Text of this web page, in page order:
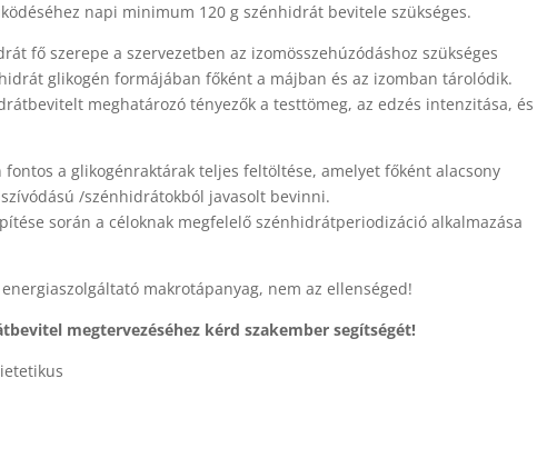
napi minimum 120 g szénhidrát bevitele szükséges.
fő szerepe a szervezetben az izomösszehúzódáshoz szükséges
glikogén formájában főként a májban és az izomban tárolódik.
meghatározó tényezők a testtömeg, az edzés intenzitása, és
a glikogénraktárak teljes feltöltése, amelyet főként alacsony
/szénhidrátokból javasolt bevinni.
során a céloknak megfelelő szénhidrátperiodizáció alkalmazása
makrotápanyag, nem az ellenséged!
megtervezéséhez kérd szakember segítségét!